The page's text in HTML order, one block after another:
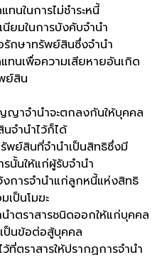
การไม่ชำระหนี้
การบังคับจำนำ
ทรัพย์สินซึ่งจำนำ
ความเสียหายอันเกิด
ย์สิน
ำจะตกลงกันให้บุคคล
จำนำไว้ก็ได้
ที่จำนำเป็นสิทธิซึ่งมี
นั้นให้แก่ผู้รับจำนำ
การจำนำแก่ลูกหนี้แห่งสิทธิ
เป็นโมฆะ
สารชนิดออกให้แก่บุคคล
ป็นข้อต่อสู้บุคคล
ที่ตราสารให้ปรากฏการจำนำ